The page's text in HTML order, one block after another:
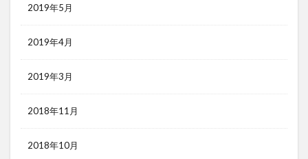
2019年5月
2019年4月
2019年3月
2018年11月
2018年10月